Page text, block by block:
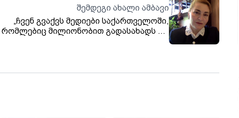
შემდეგი ახალი ამბავი
„ჩვენ გვაქვს მედიები საქართველოში,
რომლებიც მილიონობით გადასახადს არ
იხდიან და მათ ყველაფერი ეპატიებათ - ეს